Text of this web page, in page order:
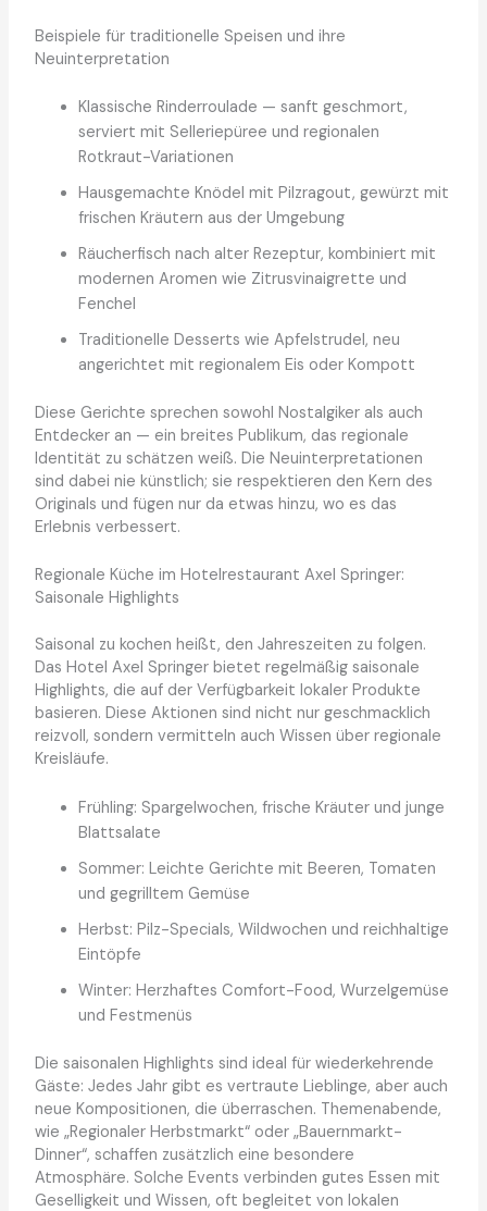
Beispiele für traditionelle Speisen und ihre
Neuinterpretation
Klassische Rinderroulade — sanft geschmort,
serviert mit Selleriepüree und regionalen
Rotkraut-Variationen
Hausgemachte Knödel mit Pilzragout, gewürzt mit
frischen Kräutern aus der Umgebung
Räucherfisch nach alter Rezeptur, kombiniert mit
modernen Aromen wie Zitrusvinaigrette und
Fenchel
Traditionelle Desserts wie Apfelstrudel, neu
angerichtet mit regionalem Eis oder Kompott
Diese Gerichte sprechen sowohl Nostalgiker als auch
Entdecker an — ein breites Publikum, das regionale
Identität zu schätzen weiß. Die Neuinterpretationen
sind dabei nie künstlich; sie respektieren den Kern des
Originals und fügen nur da etwas hinzu, wo es das
Erlebnis verbessert.
Regionale Küche im Hotelrestaurant Axel Springer:
Saisonale Highlights
Saisonal zu kochen heißt, den Jahreszeiten zu folgen.
Das Hotel Axel Springer bietet regelmäßig saisonale
Highlights, die auf der Verfügbarkeit lokaler Produkte
basieren. Diese Aktionen sind nicht nur geschmacklich
reizvoll, sondern vermitteln auch Wissen über regionale
Kreisläufe.
Frühling: Spargelwochen, frische Kräuter und junge
Blattsalate
Sommer: Leichte Gerichte mit Beeren, Tomaten
und gegrilltem Gemüse
Herbst: Pilz-Specials, Wildwochen und reichhaltige
Eintöpfe
Winter: Herzhaftes Comfort-Food, Wurzelgemüse
und Festmenüs
Die saisonalen Highlights sind ideal für wiederkehrende
Gäste: Jedes Jahr gibt es vertraute Lieblinge, aber auch
neue Kompositionen, die überraschen. Themenabende,
wie „Regionaler Herbstmarkt“ oder „Bauernmarkt-
Dinner“, schaffen zusätzlich eine besondere
Atmosphäre. Solche Events verbinden gutes Essen mit
Geselligkeit und Wissen, oft begleitet von lokalen